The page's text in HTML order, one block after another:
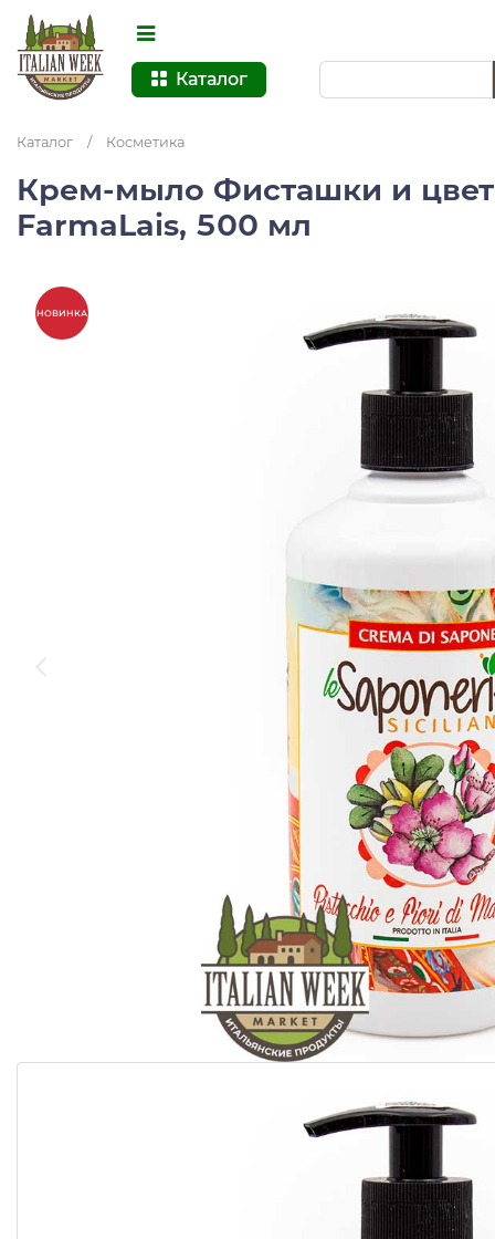
Каталог
Каталог / Косметика
Крем-мыло Фисташки и
FarmaLais, 500 мл
НОВИНКА